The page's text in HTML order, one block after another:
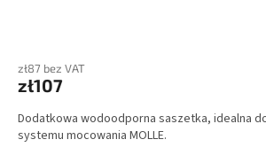
zł87 bez VAT
zł107
Dodatkowa wodoodporna saszetka, idealna
systemu mocowania MOLLE.